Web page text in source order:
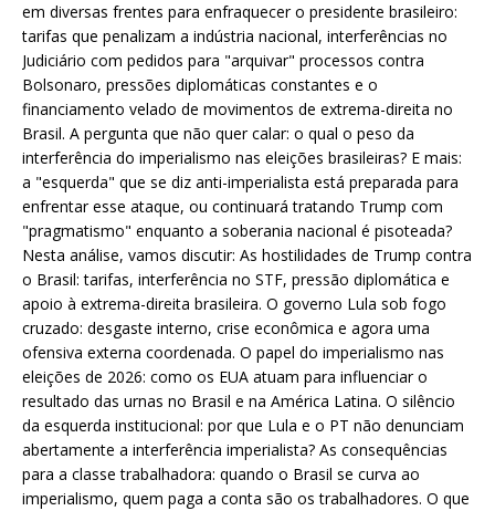
em diversas frentes para enfraquecer o presidente brasileiro:
tarifas que penalizam a indústria nacional, interferências no
Judiciário com pedidos para "arquivar" processos contra
Bolsonaro, pressões diplomáticas constantes e o
financiamento velado de movimentos de extrema-direita no
Brasil. A pergunta que não quer calar: o qual o peso da
interferência do imperialismo nas eleições brasileiras? E mais:
a "esquerda" que se diz anti-imperialista está preparada para
enfrentar esse ataque, ou continuará tratando Trump com
"pragmatismo" enquanto a soberania nacional é pisoteada?
Nesta análise, vamos discutir: As hostilidades de Trump contra
o Brasil: tarifas, interferência no STF, pressão diplomática e
apoio à extrema-direita brasileira. O governo Lula sob fogo
cruzado: desgaste interno, crise econômica e agora uma
ofensiva externa coordenada. O papel do imperialismo nas
eleições de 2026: como os EUA atuam para influenciar o
resultado das urnas no Brasil e na América Latina. O silêncio
da esquerda institucional: por que Lula e o PT não denunciam
abertamente a interferência imperialista? As consequências
para a classe trabalhadora: quando o Brasil se curva ao
imperialismo, quem paga a conta são os trabalhadores. O que